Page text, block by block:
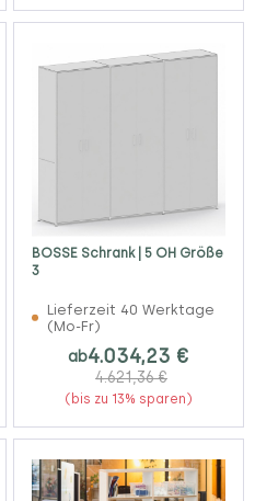
BOSSE Schrank | 5 OH Größe
3
Lieferzeit 40 Werktage
(Mo-Fr)
ab4.034,23 €
4.621,36 €
(bis zu 13% sparen)